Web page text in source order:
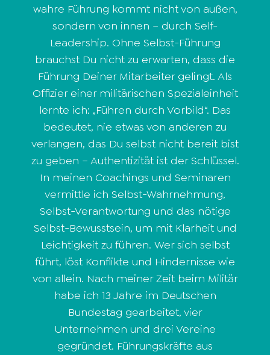
wahre Führung kommt nicht von außen,
sondern von innen – durch Self-
Leadership. Ohne Selbst-Führung
brauchst Du nicht zu erwarten, dass die
Führung Deiner Mitarbeiter gelingt. Als
Offizier einer militärischen Spezialeinheit
lernte ich: „Führen durch Vorbild“. Das
bedeutet, nie etwas von anderen zu
verlangen, das Du selbst nicht bereit bist
zu geben – Authentizität ist der Schlüssel.
In meinen Coachings und Seminaren
vermittle ich Selbst-Wahrnehmung,
Selbst-Verantwortung und das nötige
Selbst-Bewusstsein, um mit Klarheit und
Leichtigkeit zu führen. Wer sich selbst
führt, löst Konflikte und Hindernisse wie
von allein. Nach meiner Zeit beim Militär
habe ich 13 Jahre im Deutschen
Bundestag gearbeitet, vier
Unternehmen und drei Vereine
gegründet. Führungskräfte aus